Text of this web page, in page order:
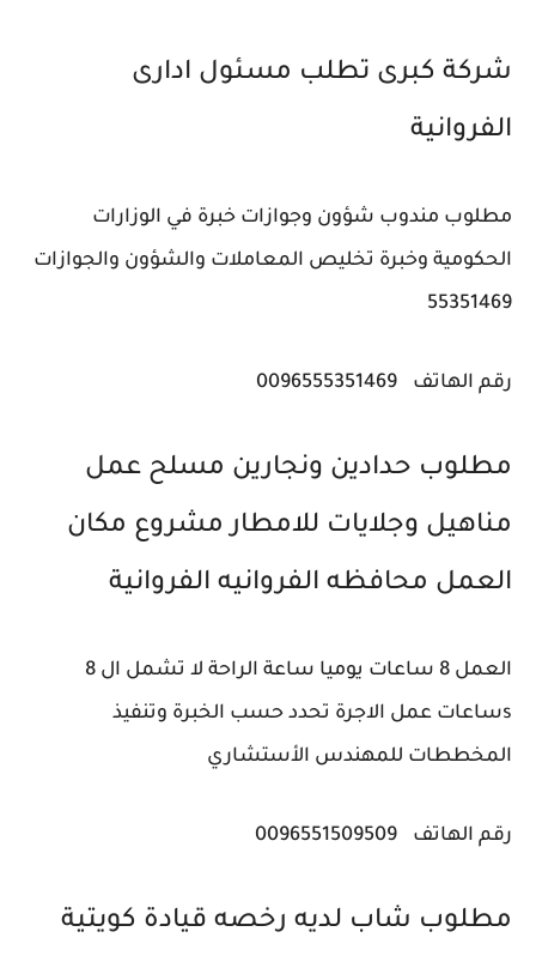
شركة كبرى تطلب مسئول ادارى
مطلوب مندوب شؤون وجوازات خبرة في الوزارات
الحكومية وخبرة تخليص المعاملات والشؤون والجوازات
55351469
رقم الهاتف 0096555351469
مطلوب حدادين ونجارين مسلح عمل
مناهيل وجلايات للامطار مشروع مكان
العمل محافظه الفروانيه ‎الفروانية
العمل 8 ساعات يوميا ساعة الراحة لا تشمل ال 8
sساعات عمل الاجرة تحدد حسب الخبرة وتنفيذ
المخططات للمهندس الأستشاري
رقم الهاتف 0096551509509
مطلوب شاب لديه رخصه قيادة كويتية